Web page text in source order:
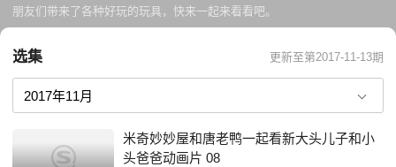
朋友们带来了各种好玩的玩具，快来一起来看看吧。
选集 更新至第2017-11-13期
米奇妙妙屋和唐老鸭一起看新大头儿子和小
头爸爸动画片 08